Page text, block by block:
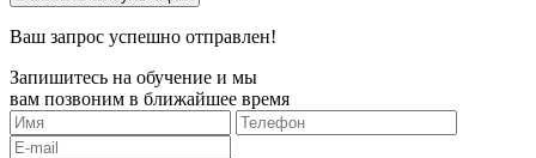
Ваш запрос успешно отправлен!
Запишитесь на обучение и мы
вам позвоним в ближайшее время